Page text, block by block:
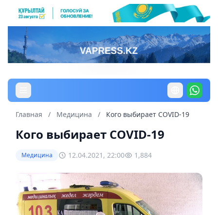
Главная / Медицина / Кого выбирает COVID-19
Кого выбирает COVID-19
Медицина 12.04.2021, 22:00 1,884